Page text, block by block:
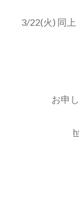
3/22(火) 同上
お申